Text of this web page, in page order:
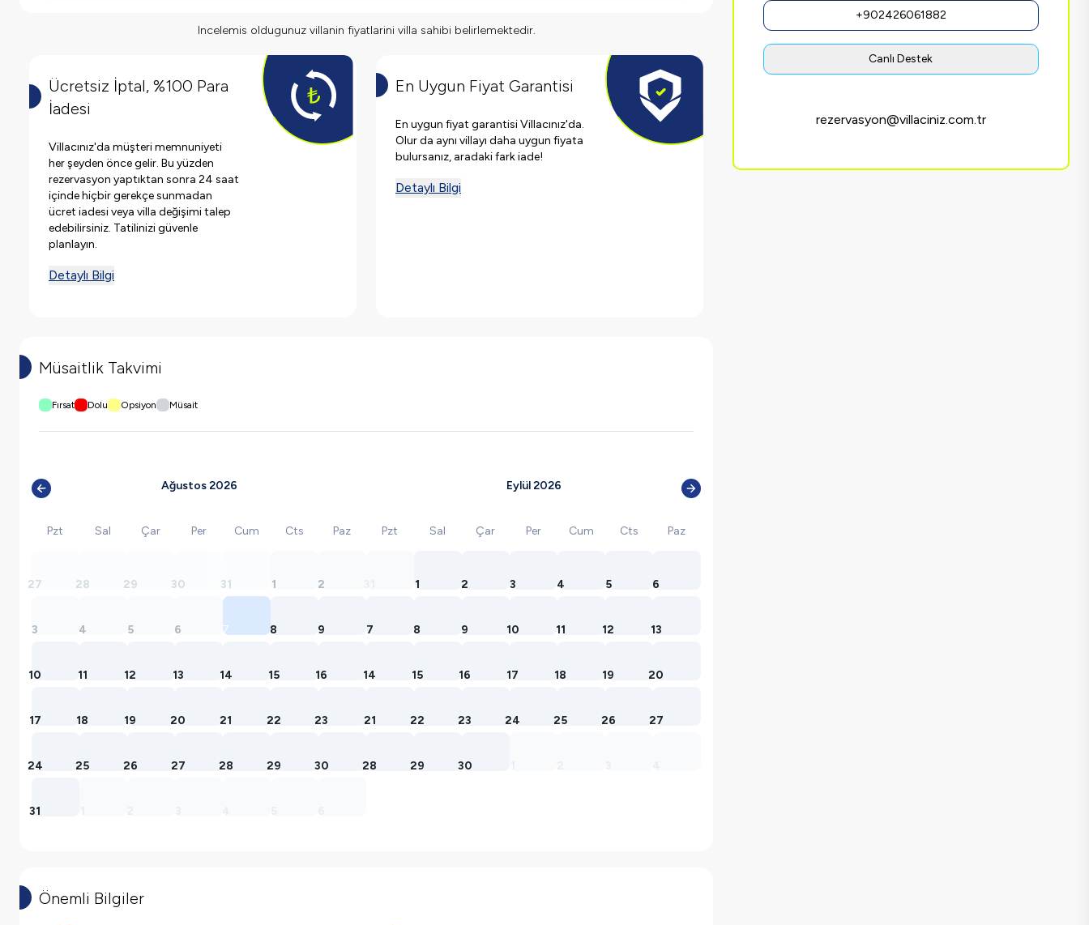
Incelemis oldugunuz villanin fiyatlarini villa sahibi belirlemektedir.
Ücretsiz İptal, %100 Para
İadesi
Villacınız'da müşteri memnuniyeti
her şeyden önce gelir. Bu yüzden
rezervasyon yaptıktan sonra 24 saat
içinde hiçbir gerekçe sunmadan
ücret iadesi veya villa değişimi talep
edebilirsiniz. Tatilinizi güvenle
planlayın.
Detaylı Bilgi
En Uygun Fiyat Garantisi
En uygun fiyat garantisi Villacınız'da.
Olur da aynı villayı daha uygun fiyata
bulursanız, aradaki fark iade!
Detaylı Bilgi
Müsaitlik Takvimi
Fırsat Dolu Opsiyon Müsait
Ağustos 2026
Pzt Sal Çar Per Cum Cts Paz
27 28 29 30 31 1 2
3 4 5 6 7 8 9
10 11 12 13 14 15 16
17 18 19 20 21 22 23
24 25 26 27 28 29 30
31
Eylül 2026
Pzt Sal Çar Per Cum Cts Paz
1 2 3 4 5 6
7 8 9 10 11 12 13
14 15 16 17 18 19 20
21 22 23 24 25 26 27
28 29 30
Önemli Bilgiler
+902426061882
Canlı Destek
rezervasyon@villaciniz.com.tr